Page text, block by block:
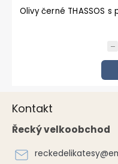
Olivy černé THASSOS s
Kontakt
Řecký velkoobchod
reckedelikatesy@